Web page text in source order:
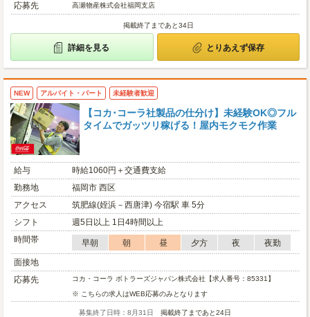
応募先 高瀬物産株式会社福岡支店
掲載終了まであと34日
詳細を見る とりあえず保存
NEW アルバイト・パート 未経験者歓迎
【コカ･コーラ社製品の仕分け】未経験OK◎フル
タイムでガッツリ稼げる！屋内モクモク作業
給与
時給1060円＋交通費支給
勤務地
福岡市 西区
アクセス
筑肥線(姪浜－西唐津) 今宿駅 車 5分
シフト
週5日以上 1日4時間以上
時間帯
早朝 朝 昼 夕方 夜
夜勤
面接地
応募先
コカ・コーラ ボトラーズジャパン株式会社【求人番号：85331】
※ こちらの求人はWEB応募のみとなります
募集終了日時：8月31日 掲載終了まであと24日